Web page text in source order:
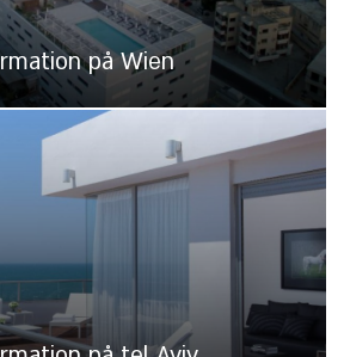
på Wien